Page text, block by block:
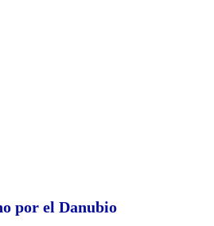
por el Danubio